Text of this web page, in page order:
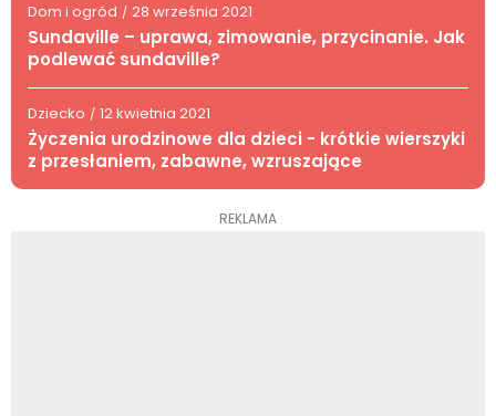
Dom i ogród / 28 września 2021
Sundaville – uprawa, zimowanie, przycinanie. Jak
podlewać sundaville?
Dziecko / 12 kwietnia 2021
Życzenia urodzinowe dla dzieci - krótkie wierszyki
z przesłaniem, zabawne, wzruszające
REKLAMA